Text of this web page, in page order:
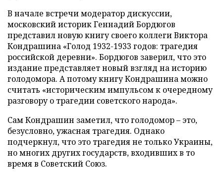
В начале встречи модератор дискуссии,
московский историк Геннадий Бордюгов
представил новую книгу своего коллеги Виктора
Кондрашина «Голод 1932-1933 годов: трагедия
российской деревни». Бордюгов заверил, что это
издание представляет новый взгляд на историю
голодомора. А потому книгу Кондрашина можно
считать «историческим импульсом к очередному
разговору о трагедии советского народа».
Сам Кондрашин заметил, что голодомор – это,
безусловно, ужасная трагедия. Однако
подчеркнул, что это трагедия не только Украины,
но многих других государств, входивших в то
время в Советский Союз.